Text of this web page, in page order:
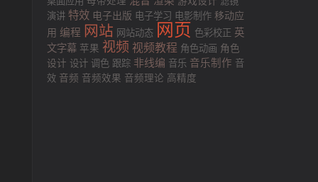
演讲 特效 电子出版 电子学习 电影制作 移动应
用 编程 网站 网站动态 网页 色彩校正 英
文字幕 苹果 视频 视频教程 角色动画 角色
设计 设计 调色 跟踪 非线编 音乐 音乐制作 音
效 音频 音频效果 音频理论 高精度